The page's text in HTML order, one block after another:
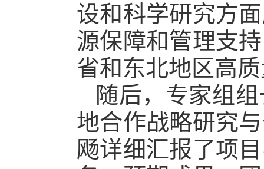
设和科学研究方
源保障和管理支
省和东北地区高
随后，专家组
地合作战略研究
飏详细汇报了项